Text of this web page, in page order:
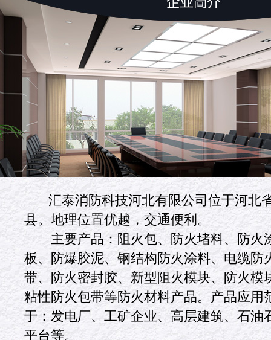
汇泰消防科技河北有限公司位于河北
县。地理位置优越，交通便利。
主要产品：阻火包、防火堵料、防火
板、防爆胶泥、钢结构防火涂料、电缆防
带、防火密封胶、新型阻火模块、防火模
粘性防火包带等防火材料产品。产品应用
于：发电厂、工矿企业、高层建筑、石油
平台等。